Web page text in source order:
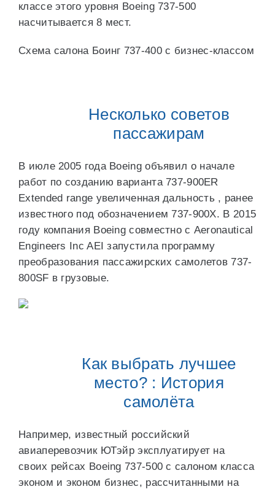
классе этого уровня Boeing 737-500
насчитывается 8 мест.
Схема салона Боинг 737-400 с бизнес-классом
Несколько советов
пассажирам
В июле 2005 года Boeing объявил о начале
работ по созданию варианта 737-900ER
Extended range увеличенная дальность , ранее
известного под обозначением 737-900X. В 2015
году компания Boeing совместно с Aeronautical
Engineers Inc AEI запустила программу
преобразования пассажирских самолетов 737-
800SF в грузовые.
Как выбрать лучшее
место? : История
самолёта
Например, известный российский
авиаперевозчик ЮТэйр эксплуатирует на
своих рейсах Boeing 737-500 с салоном класса
эконом и эконом бизнес, рассчитанными на